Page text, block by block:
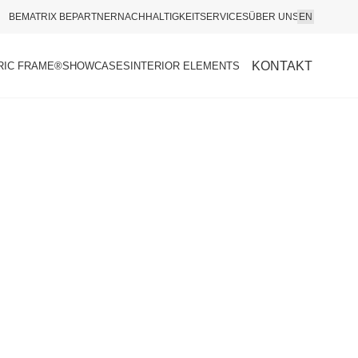
BEMATRIX BEPARTNER NACHHALTIGKEITSERVICESÜBER UNS EN
FRAME®SHOWCASESINTERIOR ELEMENTS KONTAKT